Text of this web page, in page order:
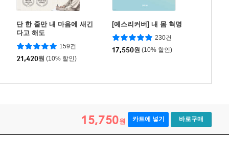
단 한 줄만 내 마음에 새긴
다고 해도
159건
21,420원 (10% 할인)
[예스리커버] 내 몸 혁명
230건
17,550원 (10% 할인)
15,750원 카트에 넣기 바로구매